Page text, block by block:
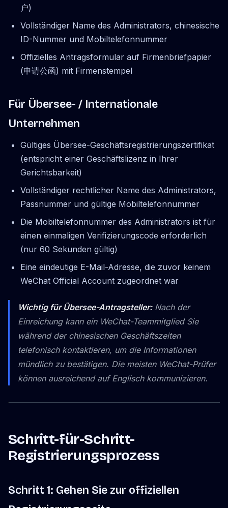
户)
Vollständiger Name des Administrators, chinesische
ID-Nummer und Mobiltelefonnummer
Offizielles Antragsformular auf Firmenbriefpapier
(申请公函) mit Firmenstempel
Für Übersee- / Internationale
Unternehmen
Gültiges Übersee-Geschäftsregistrierungszertifikat
(entspricht einer Geschäftslizenz in Ihrer
Gerichtsbarkeit)
Vollständiger rechtlicher Name des Administrators,
Passnummer und gültige Mobiltelefonnummer
Die Mobiltelefonnummer des Administrators ist für
einen einmaligen Verifizierungscode erforderlich
(nur 60 Sekunden gültig)
Eine eindeutige E-Mail-Adresse, die zuvor keinem
WeChat Official Account zugeordnet war
Wichtig für Übersee-Antragsteller:Nach der
Einreichung kann ein WeChat-Teammitglied Sie
während der chinesischen Geschäftszeiten
telefonisch kontaktieren, um die Informationen
mündlich zu bestätigen. Die meisten WeChat-Prüfer
können ausreichend auf Englisch kommunizieren.
Schritt-für-Schritt-
Registrierungsprozess
Schritt 1: Gehen Sie zur offiziellen